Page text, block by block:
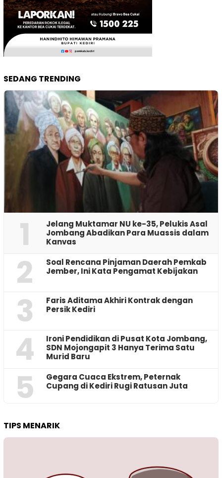
SEDANG TRENDING
1
Jelang Muktamar NU ke-35, Pelukis Asal
Jombang Abadikan Para Muassis dalam
Kanvas
2
‎Soal Rencana Pinjaman Daerah Pemkab
Jember, Ini Kata Pengamat Kebijakan ‎
3
Faris Aditama Akhiri Kontrak dengan
Persik Kediri
4
Ironi Pendidikan di Pusat Kota Jombang,
SDN Mojongapit 3 Hanya Terima Satu
Murid Baru
5
‎Gegara Cuaca Ekstrem, Peternak
Cupang di Kediri Rugi Ratusan Juta
TIPS MENARIK